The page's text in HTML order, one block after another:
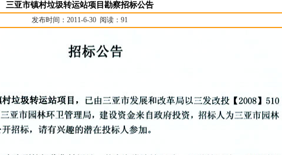
三亚市镇村垃圾转运站项目勘察招标公告
发布时间：2011-6-30 阅读：91